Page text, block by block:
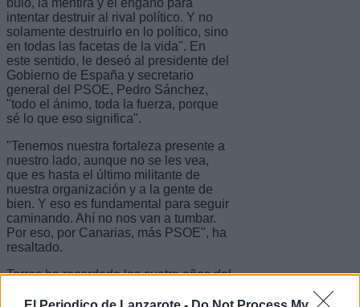
bulo, la mentira y el engaño para
intentar destruir al rival político. Y no
solamente destruirlo en lo político, sino
en todas las facetas de la vida". En
este sentido, le deseó al presidente del
Gobierno de España y secretario
general del PSOE, Pedro Sánchez,
"todo el ánimo, toda la fuerza, porque
sé lo que eso significa".
"Tenemos nuestra fortaleza presente a
nuestro lado, aunque no se les vea,
que es hasta el último militante de
nuestra organización y a la gente de
bien. Y eso es fundamental para seguir
caminando. Ahí no nos van a tumbar.
Por eso, por Canarias, más PSOE", ha
resaltado.
Torres ha recordado los cuatro años del
desempleo que no habíamos conocido